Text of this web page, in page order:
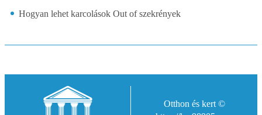
Hogyan lehet karcolások Out of szekrények
Otthon és kert ©